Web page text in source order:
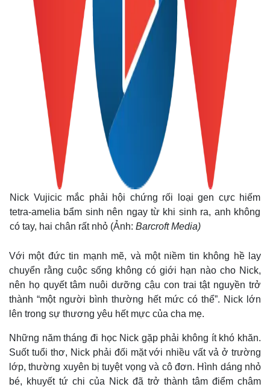
Thế giới
Quan sát
Cuộc sống đó đây
Hồ sơ
Multimedia
Video
Ảnh
E-Magazine
Nick Vujicic mắc phải hội chứng rối loại gen cực hiếm
tetra-amelia bẩm sinh nên ngay từ khi sinh ra, anh không
có tay, hai chân rất nhỏ (Ảnh: Barcroft Media)
Với một đức tin mạnh mẽ, và một niềm tin không hề lay
chuyển rằng cuộc sống không có giới hạn nào cho Nick,
nên họ quyết tâm nuôi dưỡng cậu con trai tật nguyền trở
thành “một người bình thường hết mức có thể”. Nick lớn
lên trong sự thương yêu hết mực của cha mẹ.
Những năm tháng đi học Nick gặp phải không ít khó khăn.
Suốt tuổi thơ, Nick phải đối mặt với nhiều vất vả ở trường
lớp, thường xuyên bị tuyệt vọng và cô đơn. Hình dáng nhỏ
bé, khuyết tứ chi của Nick đã trở thành tâm điểm châm